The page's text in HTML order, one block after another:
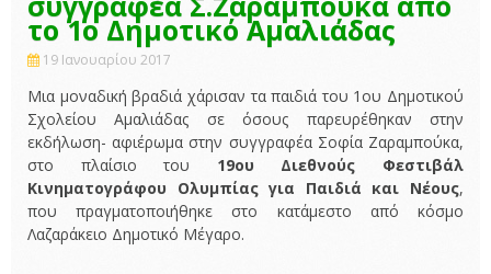
το 1ο Δημοτικό Αμαλιάδας
19 Ιανουαρίου 2017
Μια μοναδική βραδιά χάρισαν τα παιδιά του 1ου Δημοτικού
Σχολείου Αμαλιάδας σε όσους παρευρέθηκαν στην
εκδήλωση- αφιέρωμα στην συγγραφέα Σοφία Ζαραμπούκα,
στο πλαίσιο του 19ου Διεθνούς Φεστιβάλ
Κινηματογράφου Ολυμπίας για Παιδιά και Νέους,
που πραγματοποιήθηκε στο κατάμεστο από κόσμο
Λαζαράκειο Δημοτικό Μέγαρο.